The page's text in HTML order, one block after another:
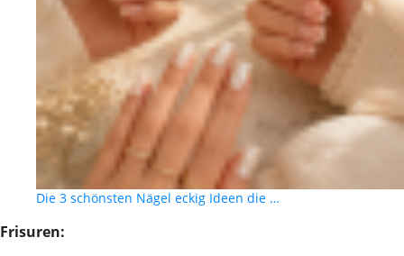
Die 3 schönsten Nägel eckig Ideen die …
Frisuren: